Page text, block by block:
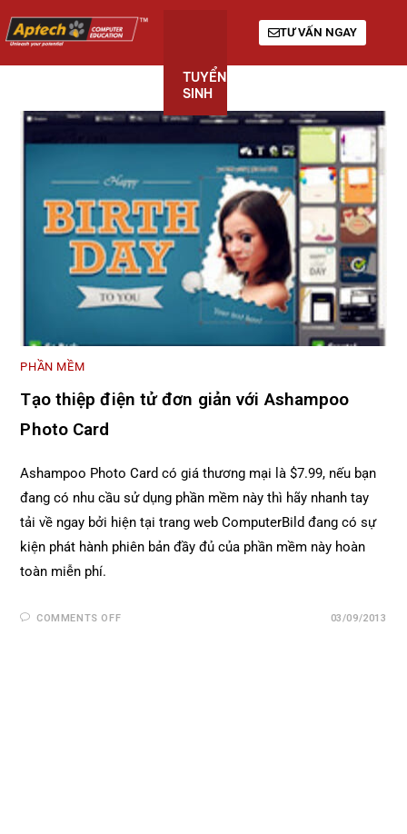
TUYỂN
SINH
TƯ VẤN NGAY
PHẦN MỀM
Tạo thiệp điện tử đơn giản với Ashampoo
Photo Card
Ashampoo Photo Card có giá thương mại là $7.99, nếu bạn
đang có nhu cầu sử dụng phần mềm này thì hãy nhanh tay
tải về ngay bởi hiện tại trang web ComputerBild đang có sự
kiện phát hành phiên bản đầy đủ của phần mềm này hoàn
toàn miễn phí.
COMMENTS OFF 03/09/2013